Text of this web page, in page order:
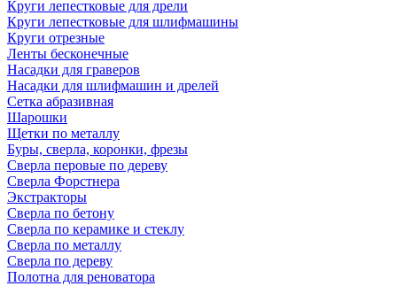
Круги лепестковые для дрели
Круги лепестковые для шлифмашины
Круги отрезные
Ленты бесконечные
Насадки для граверов
Насадки для шлифмашин и дрелей
Сетка абразивная
Шарошки
Щетки по металлу
Буры, сверла, коронки, фрезы
Сверла перовые по дереву
Сверла Форстнера
Экстракторы
Сверла по бетону
Сверла по керамике и стеклу
Сверла по металлу
Сверла по дереву
Полотна для реноватора